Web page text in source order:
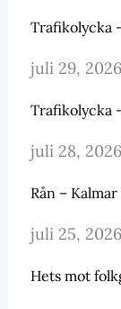
Trafikolycka
juli 29, 2026
Trafikolycka
juli 28, 2026
Rån – Kalmar
juli 25, 2026
Hets mot